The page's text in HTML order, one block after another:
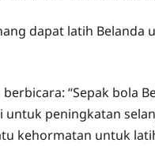
dapat latih
“Sepak bola
peningkatan
kehormatan untuk